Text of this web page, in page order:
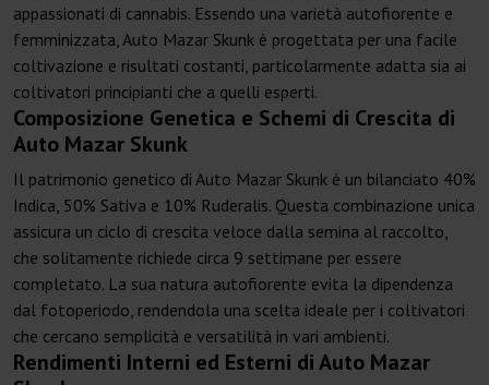
appassionati di cannabis. Essendo una varietà autofiorente e
femminizzata, Auto Mazar Skunk è progettata per una facile
coltivazione e risultati costanti, particolarmente adatta sia ai
coltivatori principianti che a quelli esperti.
Composizione Genetica e Schemi di Crescita di
Auto Mazar Skunk
Il patrimonio genetico di Auto Mazar Skunk è un bilanciato 40%
Indica, 50% Sativa e 10% Ruderalis. Questa combinazione unica
assicura un ciclo di crescita veloce dalla semina al raccolto,
che solitamente richiede circa 9 settimane per essere
completato. La sua natura autofiorente evita la dipendenza
dal fotoperiodo, rendendola una scelta ideale per i coltivatori
che cercano semplicità e versatilità in vari ambienti.
Rendimenti Interni ed Esterni di Auto Mazar